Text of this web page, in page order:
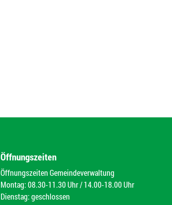
Öffnungszeiten
Öffnungszeiten Gemeindeverwaltung
Montag: 08.30-11.30 Uhr / 14.00-18.00 Uhr
Dienstag: geschlossen